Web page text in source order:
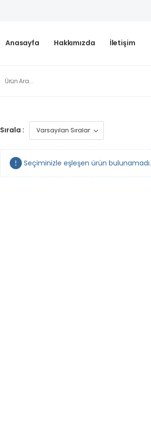
Anasayfa Hakkımızda İletişim
Sırala :
Seçiminizle eşleşen ürün bulunamadı.